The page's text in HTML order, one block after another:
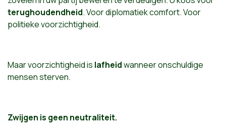
terughoudendheid. Voor diplomatiek comfort. Voor
politieke voorzichtigheid.
Maar voorzichtigheid is lafheidwanneer onschuldige
mensen sterven.
Zwijgen is geen neutraliteit.